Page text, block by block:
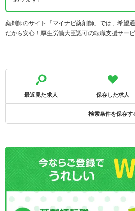
薬剤師のサイト「マイナビ薬剤師」では、希望
だから安心！厚生労働大臣認可の転職支援サービ
最近見た求人 保存した求人
検索条件を保存す